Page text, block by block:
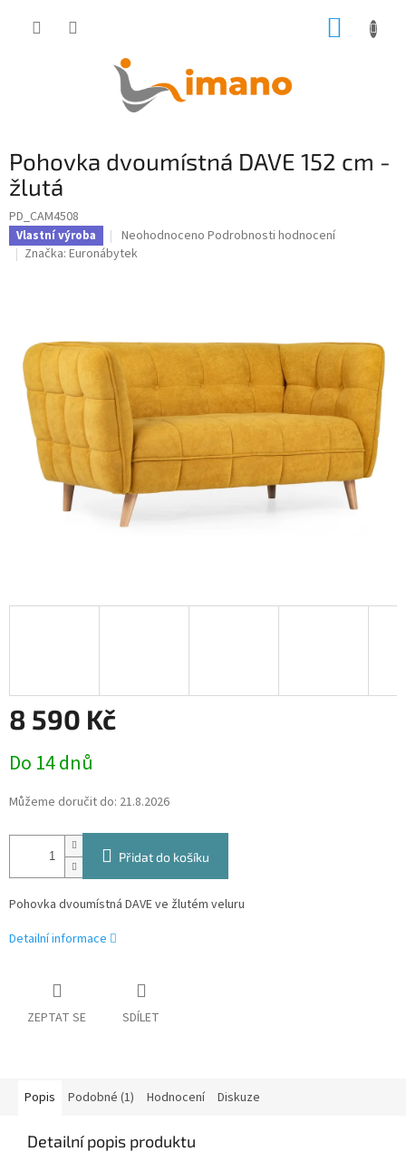
Pohovka dvoumístná DAVE 152 cm -
žlutá
PD_CAM4508
Vlastní výroba
Průměrné
hodnocení
5
hvězdiček.
Neohodnoceno Podrobnosti hodnocení
Značka: Euronábytek
8 590 Kč
cena:
Do 14 dnů
Můžeme doručit do: 21.8.2026
Přidat do košíku
Pohovka dvoumístná DAVE ve žlutém veluru
Detailní informace
ZEPTAT SE SDÍLET
Popis Podobné (1) Hodnocení Diskuze
Detailní popis produktu